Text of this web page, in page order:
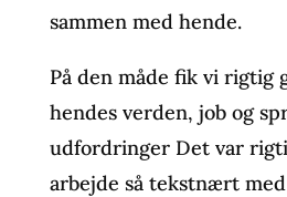
sammen med hende.
På den måde fik vi rigtig
hendes verden, job og
udfordringer Det var
arbejde så tekstnært